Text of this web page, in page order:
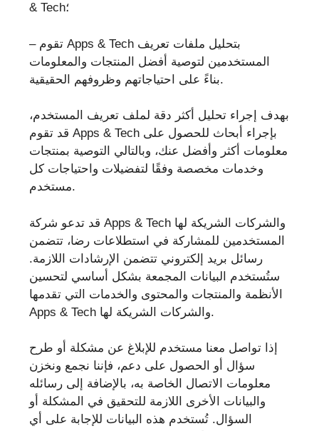
& Tech؛
– تقوم Apps & Tech بتحليل ملفات تعريف
المستخدمين لتوصية أفضل المنتجات والمعلومات
بناءً على احتياجاتهم وظروفهم الحقيقية.
بهدف إجراء تحليل أكثر دقة لملف تعريف المستخدم،
قد تقوم Apps & Tech بإجراء أبحاث للحصول على
معلومات أكثر وأفضل عنك، وبالتالي التوصية بمنتجات
وخدمات مخصصة وفقًا لتفضيلات واحتياجات كل
مستخدم.
قد تدعو شركة Apps & Tech والشركات الشريكة لها
المستخدمين للمشاركة في استطلاعات رضا، تتضمن
رسائل بريد إلكتروني تتضمن الإرشادات اللازمة.
ستُستخدم البيانات المجمعة بشكل أساسي لتحسين
الأنظمة والمنتجات والمحتوى والخدمات التي تقدمها
Apps & Tech والشركات الشريكة لها.
إذا تواصل معنا مستخدم للإبلاغ عن مشكلة أو طرح
سؤال أو الحصول على دعم، فإننا نجمع ونخزن
معلومات الاتصال الخاصة به، بالإضافة إلى رسائله
والبيانات الأخرى اللازمة للتحقيق في المشكلة أو
السؤال. تُستخدم هذه البيانات للإجابة على أي